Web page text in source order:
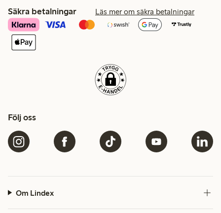
Säkra betalningar Läs mer om säkra betalningar
Följ oss
Om Lindex